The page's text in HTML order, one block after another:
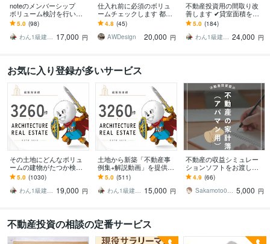
noteのメンバーシップ
ボリューム検討を行いま
す noteのメンバーシップ
のみの限定サービス
5.0 (98)
わん1級建築士 17,000 円
仕入れ前に必須のボリュ
ームチェックします 都内
の物件お任せ下さい。実
績多数の一級建築士が対
応。
4.8 (45)
AWDesign
20,000 円
不動産投資用の間取り改
善します ✔貸室面積を増
やしたい！セカンドオピ
ニオンを行います
5.0 (184)
わん1級建築士 24,000 円
お気に入り登録が多いサービス
その土地にどんなボリュ
ームの建物がたつか検討
します 『不動産投資』を
検討されている方に最適
です！総実績3260件
5.0 (1030)
わん1級建築士 19,000 円
土地から新築「不動産事
例集+解説動画」を提供し
ます ボリューム検討の方
法と手順！10日間の質疑
応答付
5.0 (511)
わん1級建築士 15,000 円
不動産の収益シミュレー
ションソフトをお渡しし
ます ：投資広告のチラシ
から収益力を即判定！
（アパマン用）
4.9 (66)
Sakamoto0818 5,000 円
不動産投資の相談の定番サービス